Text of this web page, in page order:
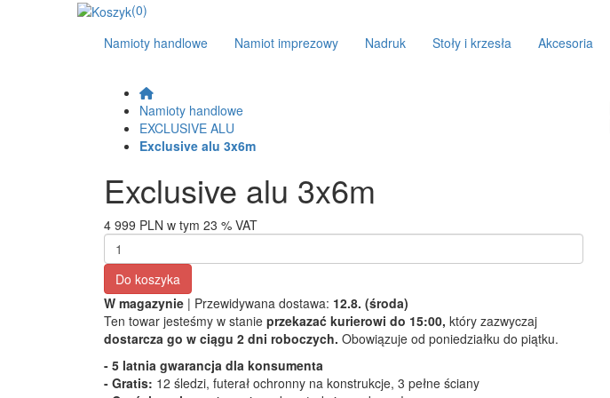
(0)
Namioty handlowe
Namiot imprezowy Nadruk Stoły i krzesła Akcesoria
Namioty handlowe
EXCLUSIVE ALU
Exclusive alu 3x6m
Exclusive alu 3x6m
4 999 PLN w tym 23 % VAT
Do koszyka
W magazynie | Przewidywana dostawa: 12.8. (środa)
Ten towar jesteśmy w stanie przekazać kurierowi do 15:00, który zazwyczaj
dostarcza go w ciągu 2 dni roboczych. Obowiązuje od poniedziałku do piątku.
- 5 latnia gwarancja dla konsumenta
- Gratis: 12 śledzi, futerał ochronny na konstrukcje, 3 pełne ściany